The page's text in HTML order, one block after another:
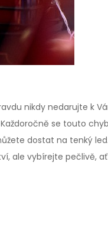
nikdy nedarujte k
se touto
dostat na tenký
ale vybírejte pečlivě,